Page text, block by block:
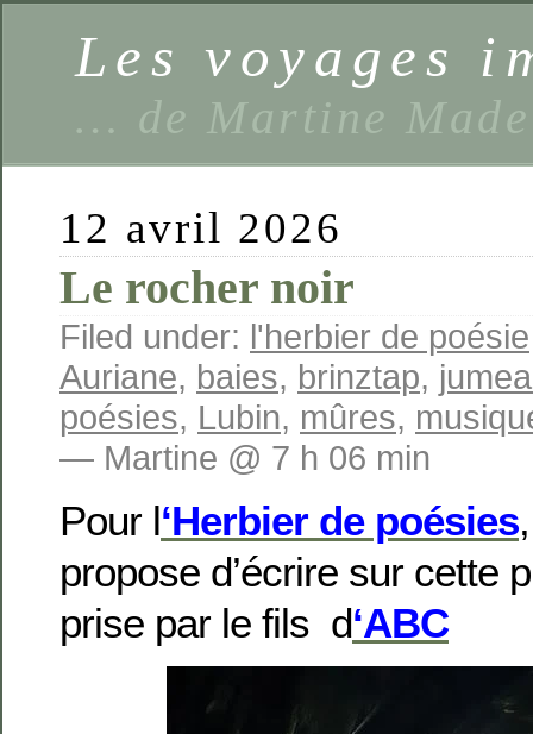
Les voyages
… de Martine
12 avril 2026
Le rocher noir
Filed under: l'herbier de poésie
Auriane, baies, brinztap,
poésies, Lubin, mûres,
— Martine @ 7 h 06 min
Pour l‘Herbier de poésies
propose d’écrire sur cette
prise par le fils d‘ABC